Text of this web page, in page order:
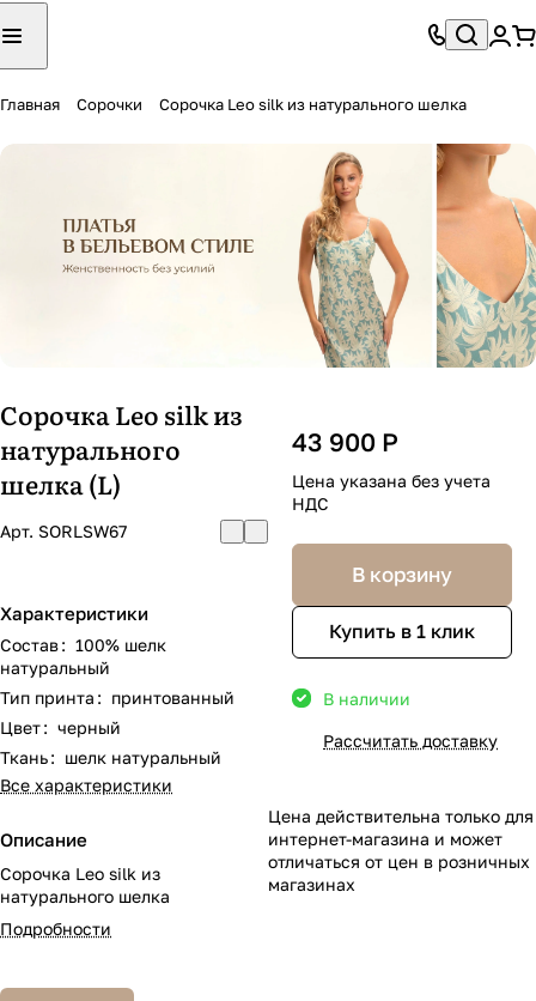
Главная Сорочки Сорочка Leo silk из натурального шелка
Сорочка Leo silk из
натурального
шелка (L)
Арт. SORLSW67
Характеристики
Состав: 100% шелк
натуральный
Тип принта : принтованный
Цвет: черный
Ткань: шелк натуральный
Все характеристики
Описание
Сорочка Leo silk из
натурального шелка
Подробности
43 900 Р
Цена указана без учета
НДС
В корзину
Купить в 1 клик
В наличии
Рассчитать доставку
Цена действительна только для
интернет-магазина и может
отличаться от цен в розничных
магазинах